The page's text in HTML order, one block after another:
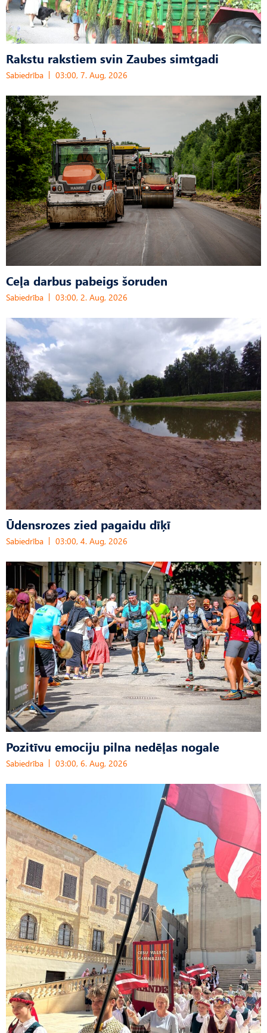
Rakstu rakstiem svin Zaubes simtgadi
Sabiedrība 03:00, 7. Aug, 2026
Ceļa darbus pabeigs šoruden
Sabiedrība 03:00, 2. Aug, 2026
Ūdensrozes zied pagaidu dīķī
Sabiedrība 03:00, 4. Aug, 2026
Pozitīvu emociju pilna nedēļas nogale
Sabiedrība 03:00, 6. Aug, 2026